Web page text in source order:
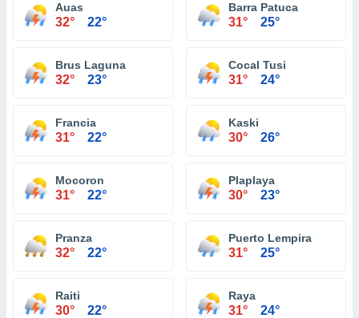
Auas
32° 22°
Barra Patuca
31° 25°
Brus Laguna
32° 23°
Cocal Tusi
31° 24°
Francia
31° 22°
Kaski
30° 26°
Mocoron
31° 22°
Plaplaya
30° 23°
Pranza
32° 22°
Puerto Lempira
31° 25°
Raiti
30° 22°
Raya
31° 24°